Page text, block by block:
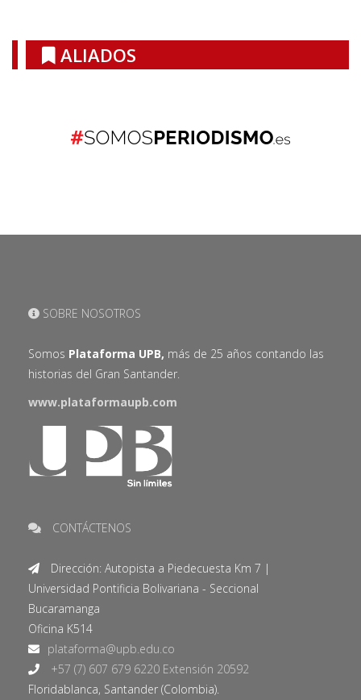
ALIADOS
SOBRE NOSOTROS
Somos Plataforma UPB, más de 25 años contando las
historias del Gran Santander.
www.plataformaupb.com
CONTÁCTENOS
Dirección: Autopista a Piedecuesta Km 7 |
Universidad Pontificia Bolivariana - Seccional
Bucaramanga
Oficina K514
+57 (7) 607 679 6220 Extensión 20592
Floridablanca, Santander (Colombia).